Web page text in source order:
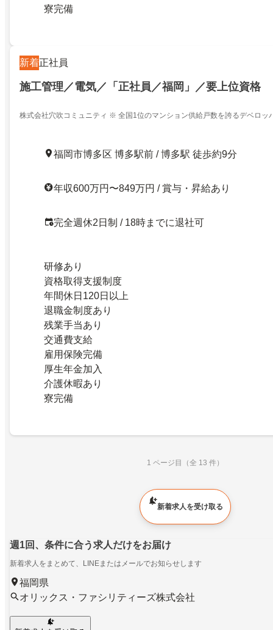
寮完備
新着正社員
施工管理／電気／「正社員／福岡」／要上位資格
株式会社穴吹コミュニティ ※ 全国1位のマンション供給戸数を誇るデベロッ
福岡市博多区 博多駅前 / 博多駅 徒歩約9分
年収600万円〜849万円 / 賞与・昇給あり
完全週休2日制 / 18時までに退社可
研修あり
資格取得支援制度
年間休日120日以上
退職金制度あり
残業手当あり
交通費支給
雇用保険完備
厚生年金加入
介護休暇あり
寮完備
1 ページ目（全 13 件）
新着求人を受け取る
週1回、条件に合う求人だけをお届け
新着求人をまとめて、LINEまたはメールでお知らせします
福岡県
オリックス・ファシリティーズ株式会社